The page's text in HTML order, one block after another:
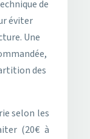
de
éviter
Une
des
selon les
(20€ à